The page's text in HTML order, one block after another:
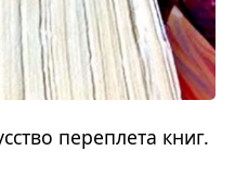
переплета книг.